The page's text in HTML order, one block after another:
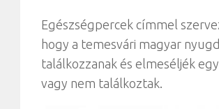
Egészségpercek címmel
hogy a temesvári magyar
találkozzanak és elmeséljék
vagy nem találkoztak.